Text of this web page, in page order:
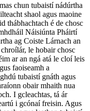
chun tubaistí nádúrtha
shaol agus maoine
thábhachtach é de chosc
Náisiúnta Pháirtí
ag Coiste Lárnach an
le hobair chosc
ar an ngá atá le cloí leis
faoiseamh a
tubaistí gnáth agus
obair mhaith nua
I gcleachtas, tá ár
i gcónaí freisin. Agus